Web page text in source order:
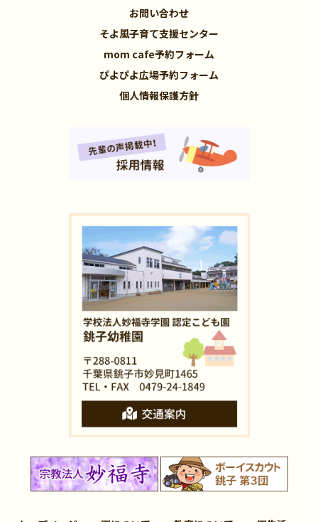
お問い合わせ
そよ風子育て支援センター
mom cafe予約フォーム
ぴよぴよ広場予約フォーム
個人情報保護方針